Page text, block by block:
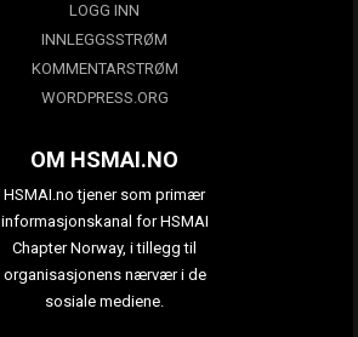
LOGG INN
INNLEGGSSTRØM
KOMMENTARSTRØM
WORDPRESS.ORG
OM HSMAI.NO
HSMAI.no tjener som primær
informasjonskanal for HSMAI
Chapter Norway, i tillegg til
organisasjonens nærvær i de
sosiale mediene.